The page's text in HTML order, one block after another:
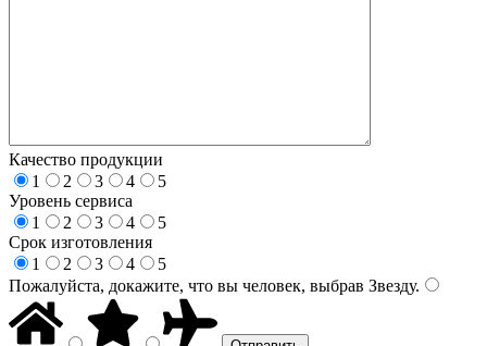
Качество продукции
1
2 3 4
5
Уровень сервиса
1
2 3 4
5
Срок изготовления
1
2 3 4
5
Пожалуйста, докажите, что вы человек, выбрав Звезду.